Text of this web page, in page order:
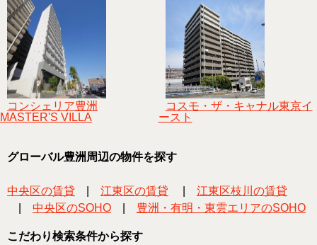
コンシェリア豊洲
MASTER'S VILLA
コスモ・ザ・キャナル東京イ
ースト
グローバル豊洲周辺の物件を探す
中央区の賃貸 江東区の賃貸
江東区枝川の賃貸
中央区のSOHO 豊洲・有明・東雲エリアのSOHO
こだわり検索条件から探す